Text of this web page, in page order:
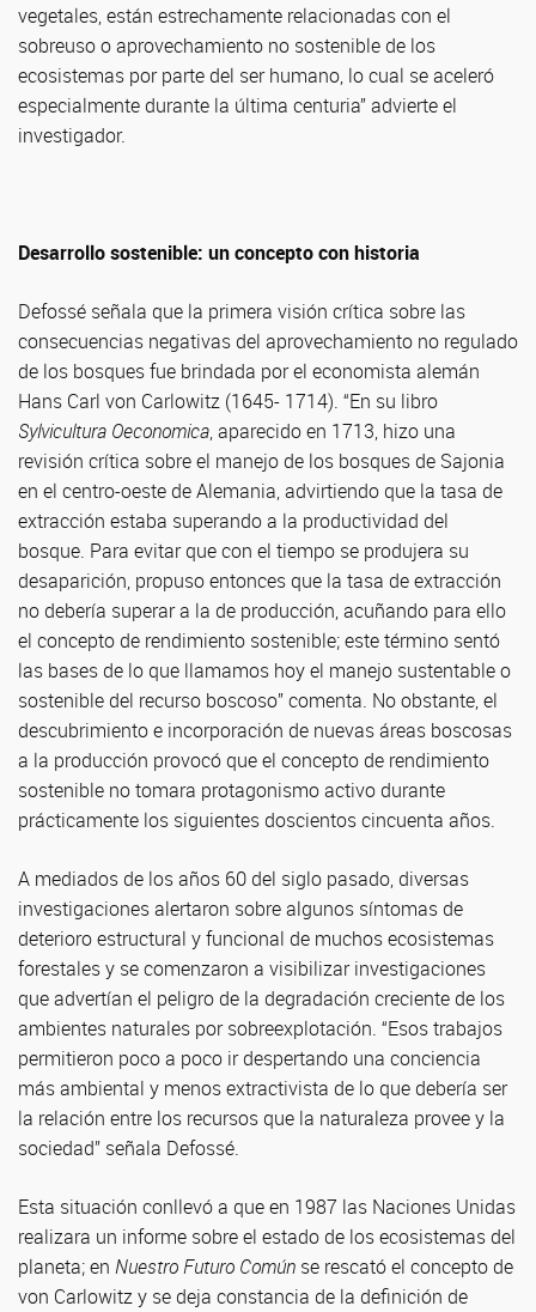
vegetales, están estrechamente relacionadas con el
sobreuso o aprovechamiento no sostenible de los
ecosistemas por parte del ser humano, lo cual se aceleró
especialmente durante la última centuria” advierte el
investigador.
Desarrollo sostenible: un concepto con historia
Defossé señala que la primera visión crítica sobre las
consecuencias negativas del aprovechamiento no regulado
de los bosques fue brindada por el economista alemán
Hans Carl von Carlowitz (1645- 1714). “En su libro
Sylvicultura Oeconomica, aparecido en 1713, hizo una
revisión crítica sobre el manejo de los bosques de Sajonia
en el centro-oeste de Alemania, advirtiendo que la tasa de
extracción estaba superando a la productividad del
bosque. Para evitar que con el tiempo se produjera su
desaparición, propuso entonces que la tasa de extracción
no debería superar a la de producción, acuñando para ello
el concepto de rendimiento sostenible; este término sentó
las bases de lo que llamamos hoy el manejo sustentable o
sostenible del recurso boscoso” comenta. No obstante, el
descubrimiento e incorporación de nuevas áreas boscosas
a la producción provocó que el concepto de rendimiento
sostenible no tomara protagonismo activo durante
prácticamente los siguientes doscientos cincuenta años.
A mediados de los años 60 del siglo pasado, diversas
investigaciones alertaron sobre algunos síntomas de
deterioro estructural y funcional de muchos ecosistemas
forestales y se comenzaron a visibilizar investigaciones
que advertían el peligro de la degradación creciente de los
ambientes naturales por sobreexplotación. “Esos trabajos
permitieron poco a poco ir despertando una conciencia
más ambiental y menos extractivista de lo que debería ser
la relación entre los recursos que la naturaleza provee y la
sociedad” señala Defossé.
Esta situación conllevó a que en 1987 las Naciones Unidas
realizara un informe sobre el estado de los ecosistemas del
planeta; en Nuestro Futuro Común se rescató el concepto de
von Carlowitz y se deja constancia de la definición de